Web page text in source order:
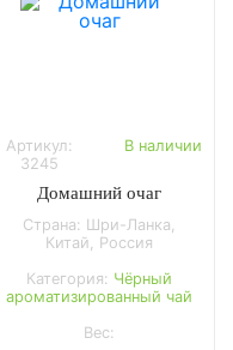
Артикул:
3245
В наличии
Домашний очаг
Страна: Шри-Ланка,
Китай, Россия
Категория: Чёрный
ароматизированный чай
Вес: